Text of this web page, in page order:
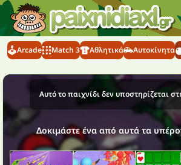
Arcade Match 3 Αθλητικά Αυτοκίνητα
Αυτό το παιχνίδι δεν υποστηρίζεται
Δοκιμάστε ένα από αυτά τα